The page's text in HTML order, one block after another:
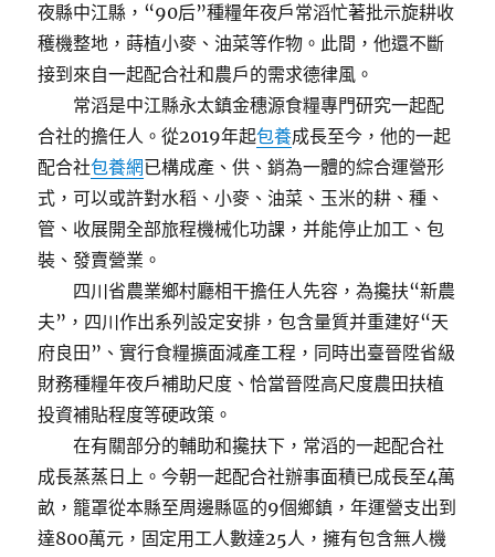
夜縣中江縣，“90后”種糧年夜戶常滔忙著批示旋耕收
穫機整地，蒔植小麥、油菜等作物。此間，他還不斷
接到來自一起配合社和農戶的需求德律風。
常滔是中江縣永太鎮金穗源食糧專門研究一起配
合社的擔任人。從2019年起包養成長至今，他的一起
配合社包養網已構成產、供、銷為一體的綜合運營形
式，可以或許對水稻、小麥、油菜、玉米的耕、種、
管、收展開全部旅程機械化功課，并能停止加工、包
裝、發賣營業。
四川省農業鄉村廳相干擔任人先容，為攙扶“新農
夫”，四川作出系列設定安排，包含量質并重建好“天
府良田”、實行食糧擴面減產工程，同時出臺晉陞省級
財務種糧年夜戶補助尺度、恰當晉陞高尺度農田扶植
投資補貼程度等硬政策。
在有關部分的輔助和攙扶下，常滔的一起配合社
成長蒸蒸日上。今朝一起配合社辦事面積已成長至4萬
畝，籠罩從本縣至周邊縣區的9個鄉鎮，年運營支出到
達800萬元，固定用工人數達25人，擁有包含無人機